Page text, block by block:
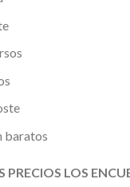
baratos
PRECIOS LOS